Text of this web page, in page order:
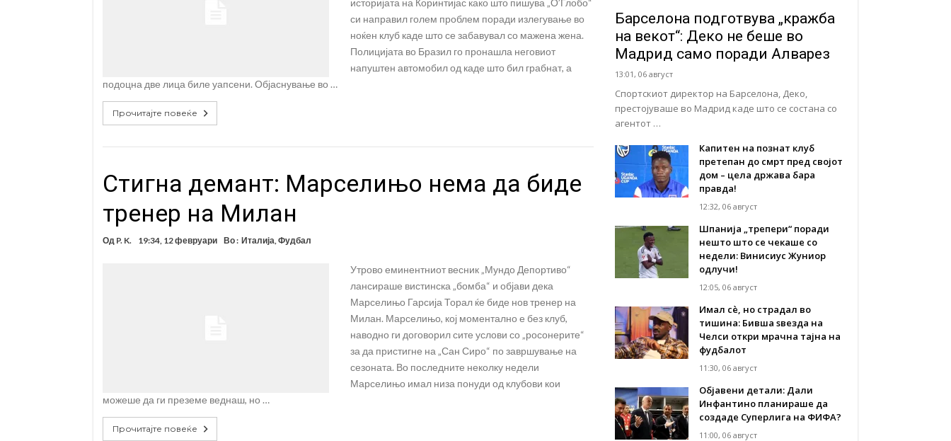
си направил голем проблем поради излегување во
ноќен клуб каде што се забавувал со мажена жена.
Полицијата во Бразил го пронашла неговиот
напуштен автомобил од каде што бил грабнат, а
подоцна две лица биле уапсени. Објаснување во …
Прочитајте повеќе
Стигна демант: Марселињо нема да биде
тренер на Милан
Од P. K. 19:34, 12 февруари Во : Италија Фудбал
Утрово еминентниот весник „Мундо Депортиво“
лансираше вистинска „бомба“ и објави дека
Марселињо Гарсија Торал ќе биде нов тренер на
Милан. Марселињо, кој моментално е без клуб,
наводно ги договорил сите услови со „росонерите“
за да пристигне на „Сан Сиро“ по завршување на
сезоната. Во последните неколку недели
Марселињо имал низа понуди од клубови кои
можеше да ги преземе веднаш, но …
Прочитајте повеќе
Барселона подготвува „кражба
на векот“: Деко не беше во
Мадрид само поради Алварез
13:01, 06 август
Спортскиот директор на Барселона, Деко,
престојуваше во Мадрид каде што се состана со
агентот …
Капитен на познат клуб
претепан до смрт пред својот
дом – цела држава бара
правда!
12:32, 06 август
Шпанија „трепери“ поради
нешто што се чекаше со
недели: Винисиус Жуниор
одлучи!
12:05, 06 август
Имал сè, но страдал во
тишина: Бивша ѕвезда на
Челси откри мрачна тајна на
фудбалот
11:30, 06 август
Објавени детали: Дали
Инфантино планираше да
создаде Суперлига на ФИФА?
11:00, 06 август